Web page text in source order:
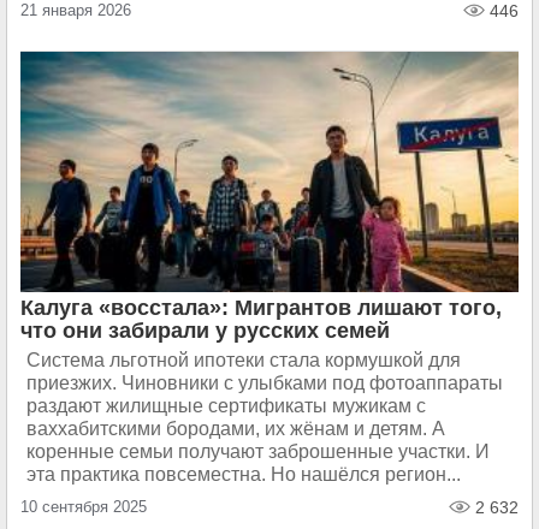
21 января 2026 446
Калуга «восстала»: Мигрантов лишают того,
что они забирали у русских семей
Система льготной ипотеки стала кормушкой для
приезжих. Чиновники с улыбками под фотоаппараты
раздают жилищные сертификаты мужикам с
ваххабитскими бородами, их жёнам и детям. А
коренные семьи получают заброшенные участки. И
эта практика повсеместна. Но нашёлся регион...
10 сентября 2025 2 632